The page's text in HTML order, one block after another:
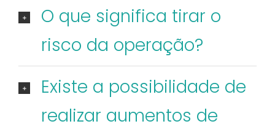
O que significa tirar o
risco da operação?
Existe a possibilidade de
realizar aumentos de